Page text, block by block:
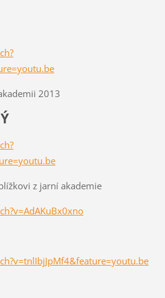
2013
z jarní akademie